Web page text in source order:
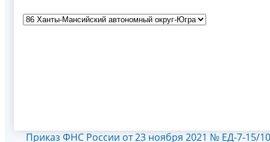
Приказ ФНС России от 23 ноября 2021 № ЕД-7-15/